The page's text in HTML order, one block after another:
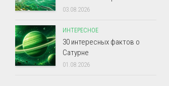
03.08.2026
ИНТЕРЕСНОЕ
30 интересных фактов о
Сатурне
01.08.2026